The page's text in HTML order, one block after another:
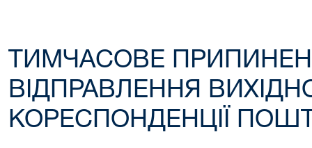
ТИМЧАСОВЕ
ВІДПРАВЛЕННЯ
КОРЕСПОНДЕНЦІЇ